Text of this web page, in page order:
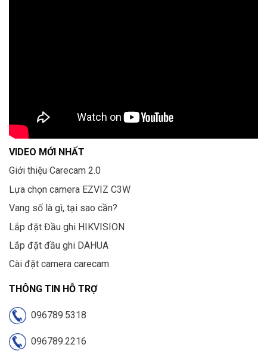
VIDEO MỚI NHẤT
Giới thiệu Carecam 2.0
Lựa chọn camera EZVIZ C3W
Vang số là gì, tại sao cần?
Lắp đặt Đầu ghi HIKVISION
Lắp đặt đầu ghi DAHUA
Cài đặt camera carecam
THÔNG TIN HỖ TRỢ
096789.5318
096789.2216